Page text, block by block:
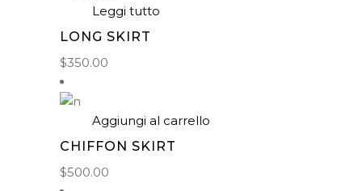
Leggi tutto
LONG SKIRT
$350.00
Aggiungi al carrello
CHIFFON SKIRT
$500.00